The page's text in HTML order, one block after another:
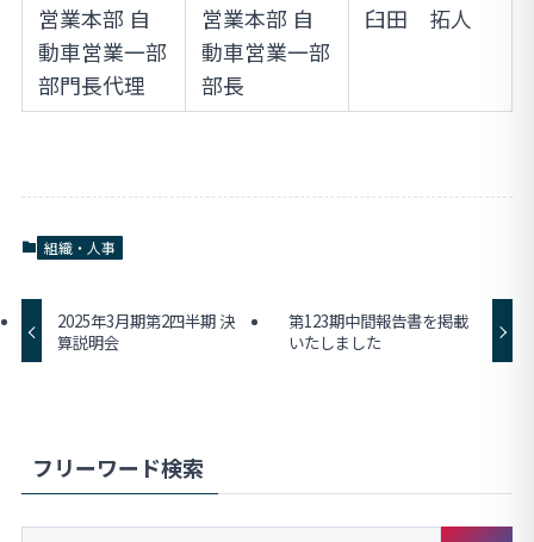
営業本部 自
動車営業一部
部門長代理
営業本部 自
動車営業一部
部長
臼田 拓人
組織・人事
2025年3月期第2四半期 決
算説明会
第123期中間報告書を掲載
いたしました
フリーワード検索